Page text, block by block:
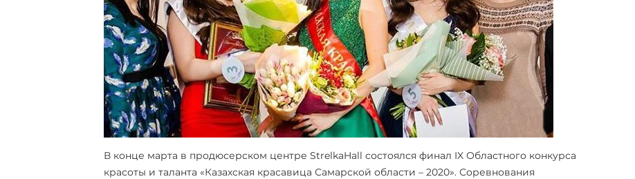
В конце марта в продюсерском центре StrelkaHall состоялся финал IX Областного конкурса
красоты и таланта «Казахская красавица Самарской области – 2020». Соревнования